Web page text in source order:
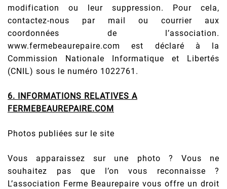
modification ou leur suppression. Pour cela,
contactez-nous par mail ou courrier aux
coordonnées de l’association.
www.fermebeaurepaire.com est déclaré à la
Commission Nationale Informatique et Libertés
(CNIL) sous le numéro 1022761.
6. INFORMATIONS RELATIVES A
FERMEBEAUREPAIRE.COM
Photos publiées sur le site
Vous apparaissez sur une photo ? Vous ne
souhaitez pas que l’on vous reconnaisse ?
L’association Ferme Beaurepaire vous offre un droit